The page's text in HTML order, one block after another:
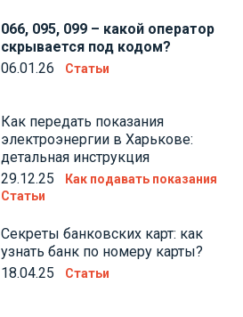
066, 095, 099 – какой оператор
скрывается под кодом?
06.01.26
Статьи
Как передать показания
электроэнергии в Харькове:
детальная инструкция
29.12.25
Как подавать показания
Статьи
Секреты банковских карт: как
узнать банк по номеру карты?
18.04.25
Статьи